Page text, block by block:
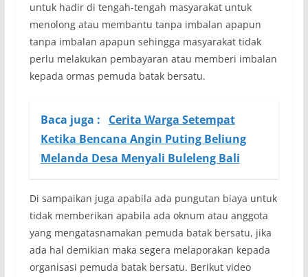
untuk hadir di tengah-tengah masyarakat untuk
menolong atau membantu tanpa imbalan apapun
tanpa imbalan apapun sehingga masyarakat tidak
perlu melakukan pembayaran atau memberi imbalan
kepada ormas pemuda batak bersatu.
Baca juga :
Cerita Warga Setempat
Ketika Bencana Angin Puting Beliung
Melanda Desa Menyali Buleleng Bali
Di sampaikan juga apabila ada pungutan biaya untuk
tidak memberikan apabila ada oknum atau anggota
yang mengatasnamakan pemuda batak bersatu, jika
ada hal demikian maka segera melaporakan kepada
organisasi pemuda batak bersatu. Berikut video